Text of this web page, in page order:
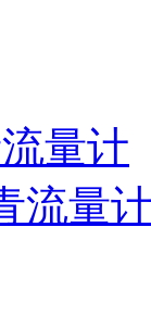
量计
流量